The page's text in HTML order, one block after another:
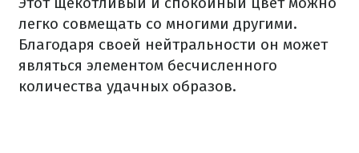
легко совмещать со многими другими.
Благодаря своей нейтральности он может
являться элементом бесчисленного
количества удачных образов.